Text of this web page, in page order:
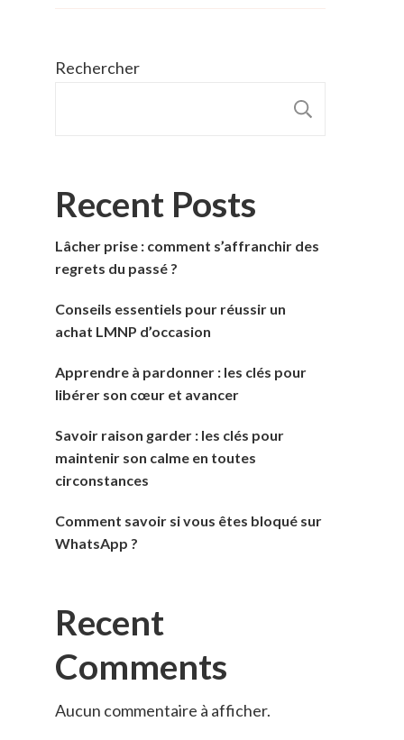
Rechercher
Recent Posts
Lâcher prise : comment s’affranchir des
regrets du passé ?
Conseils essentiels pour réussir un
achat LMNP d’occasion
Apprendre à pardonner : les clés pour
libérer son cœur et avancer
Savoir raison garder : les clés pour
maintenir son calme en toutes
circonstances
Comment savoir si vous êtes bloqué sur
WhatsApp ?
Recent
Comments
Aucun commentaire à afficher.